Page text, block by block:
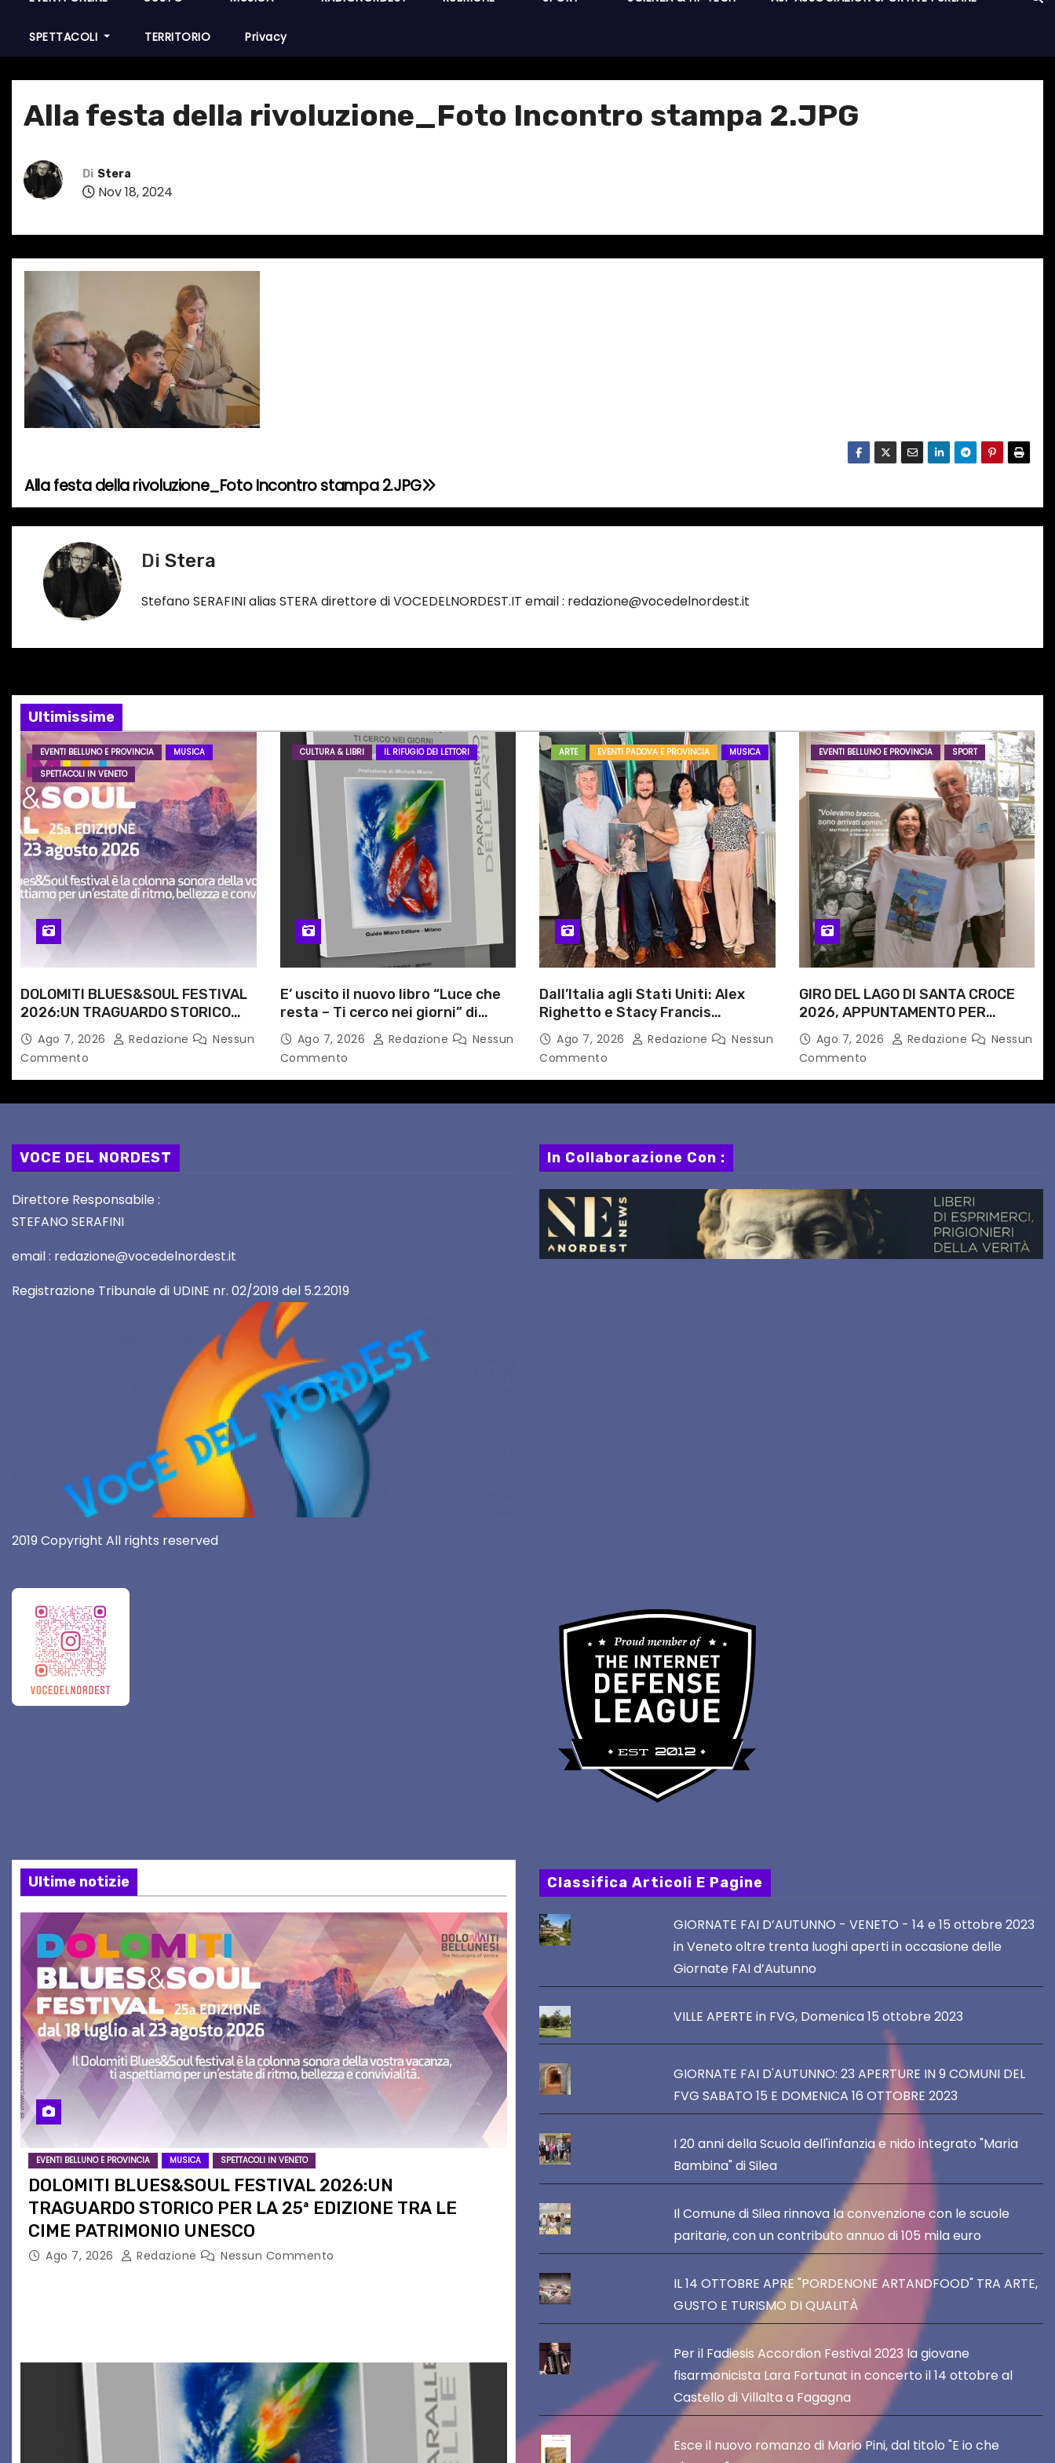
SPETTACOLI TERRITORIO Privacy
Alla festa della rivoluzione_Foto Incontro stampa 2.JPG
Di Stera
Nov 18, 2024
N
a
a
z
i
o
n
e
a
r
t
c
o
l
i
Alla festa della rivoluzione_Foto Incontro stampa 2.JPG
Di Stera
Stefano SERAFINI alias STERA direttore di VOCEDELNORDEST.IT email : redazione@vocedelnordest.it
Ultimissime
EVENTI BELLUNO E PROVINCIA
MUSICA
SPETTACOLI IN VENETO
DOLOMITI BLUES&SOUL FESTIVAL
2026:UN TRAGUARDO STORICO
PER LA 25ª EDIZIONE TRA LE CIME
PATRIMONIO UNESCO
Ago 7, 2026 Redazione
Nessun
Commento
CULTURA & LIBRI IL RIFUGIO DEI LETTORI
E’ uscito il nuovo libro “Luce che
resta – Ti cerco nei giorni” di
Angela Ragozzino, medico
primario di Capua
Ago 7, 2026 Redazione
Nessun
Commento
ARTE EVENTI PADOVA E PROVINCIA MUSICA
Dall’Italia agli Stati Uniti: Alex
Righetto e Stacy Francis
uniscono arte, musica e
tecnologia in un nuovo progetto
internazionale”
Ago 7, 2026 Redazione
Nessun
Commento
EVENTI BELLUNO E PROVINCIA SPORT
GIRO DEL LAGO DI SANTA CROCE
2026, APPUNTAMENTO PER
DOMENICA 16 AGOSTO
Ago 7, 2026 Redazione
Nessun
Commento
VOCE DEL NORDEST
Direttore Responsabile :
STEFANO SERAFINI
email : redazione@vocedelnordest.it
Registrazione Tribunale di UDINE nr. 02/2019 del 5.2.2019
2019 Copyright All rights reserved
In Collaborazione Con :
Ultime notizie
EVENTI BELLUNO E PROVINCIA MUSICA SPETTACOLI IN VENETO
DOLOMITI BLUES&SOUL FESTIVAL 2026:UN
TRAGUARDO STORICO PER LA 25ª EDIZIONE TRA LE
CIME PATRIMONIO UNESCO
Ago 7, 2026 Redazione Nessun Commento
Classifica Articoli E Pagine
GIORNATE FAI D’AUTUNNO - VENETO - 14 e 15 ottobre 2023
in Veneto oltre trenta luoghi aperti in occasione delle
Giornate FAI d’Autunno
VILLE APERTE in FVG, Domenica 15 ottobre 2023
GIORNATE FAI D'AUTUNNO: 23 APERTURE IN 9 COMUNI DEL
FVG SABATO 15 E DOMENICA 16 OTTOBRE 2023
I 20 anni della Scuola dell'infanzia e nido integrato "Maria
Bambina" di Silea
Il Comune di Silea rinnova la convenzione con le scuole
paritarie, con un contributo annuo di 105 mila euro
IL 14 OTTOBRE APRE "PORDENONE ARTANDFOOD" TRA ARTE,
GUSTO E TURISMO DI QUALITÀ
Per il Fadiesis Accordion Festival 2023 la giovane
fisarmonicista Lara Fortunat in concerto il 14 ottobre al
Castello di Villalta a Fagagna
Esce il nuovo romanzo di Mario Pini, dal titolo "E io che